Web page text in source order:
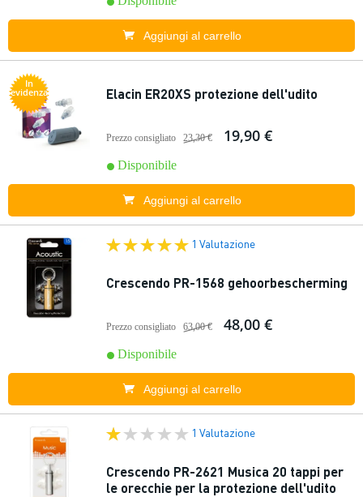
Aggiungi al carrello
In
evidenza Elacin ER20XS protezione dell'udito
Prezzo consigliato 23,30 € 19,90 €
Disponibile
Aggiungi al carrello
1 Valutazione
Crescendo PR-1568 gehoorbescherming
Prezzo consigliato 63,00 € 48,00 €
Disponibile
Aggiungi al carrello
1 Valutazione
Crescendo PR-2621 Musica 20 tappi per
le orecchie per la protezione dell'udito